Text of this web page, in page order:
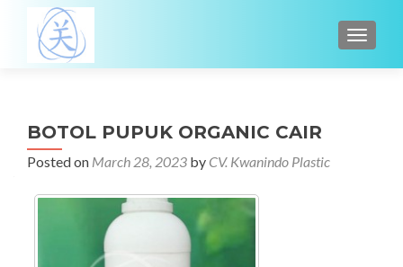
BOTOL PUPUK ORGANIC CAIR
Posted on March 28, 2023 by CV. Kwanindo Plastic